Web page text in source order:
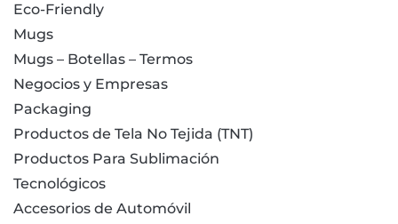
Eco-Friendly
Mugs
Mugs – Botellas – Termos
Negocios y Empresas
Packaging
Productos de Tela No Tejida (TNT)
Productos Para Sublimación
Tecnológicos
Accesorios de Automóvil